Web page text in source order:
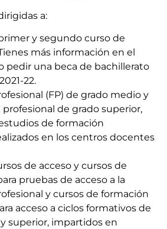
a:
y segundo curso de
más información en el
pedir una beca de bachillerato
22.
(FP) de grado medio y
de grado superior,
de formación
en los centros docentes
de acceso y cursos de
pruebas de acceso a la
y cursos de formación
acceso a ciclos formativos de
superior, impartidos en